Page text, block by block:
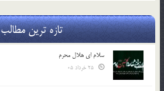
تازه ترین مطالب
سلام ای هلال محرم